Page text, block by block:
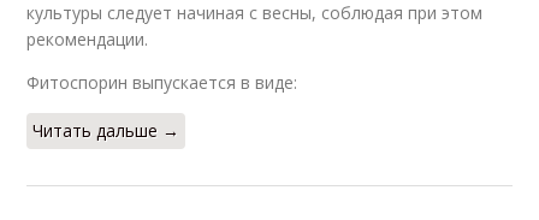
культуры следует начиная с весны, соблюдая при этом
рекомендации.
Фитоспорин выпускается в виде:
Читать дальше →